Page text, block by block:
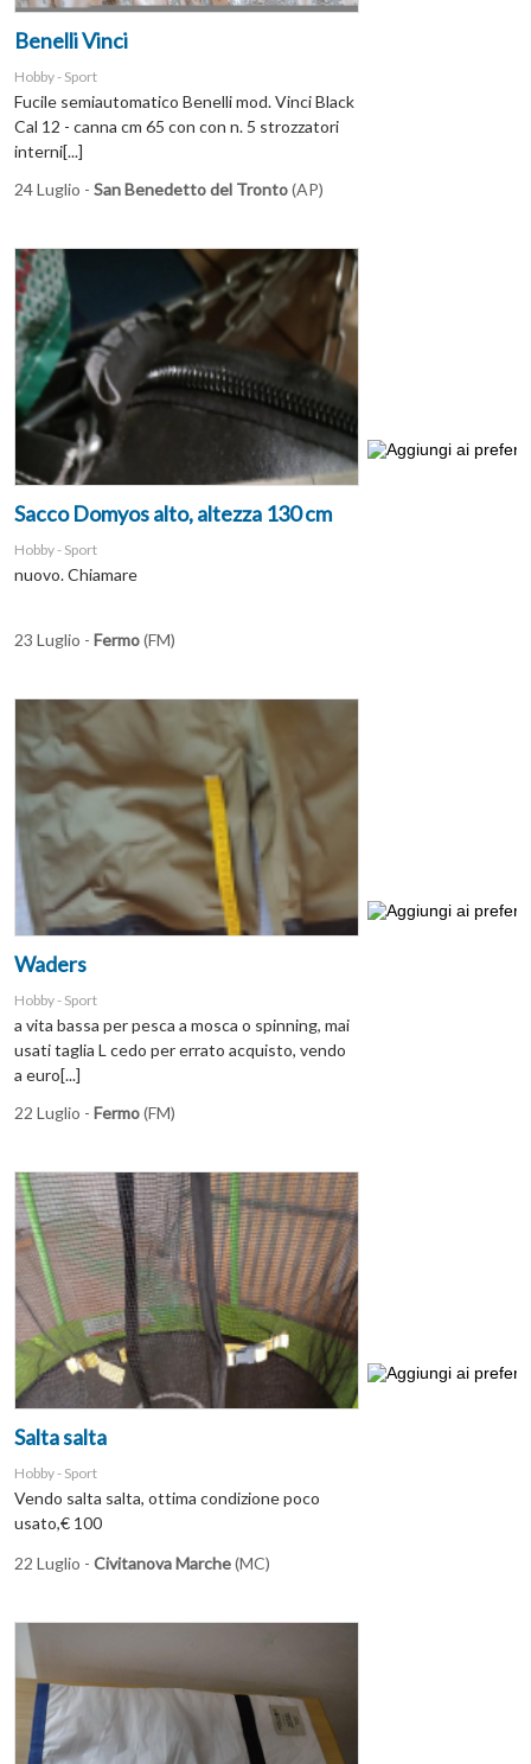
Benelli Vinci
Hobby - Sport
Fucile semiautomatico Benelli mod. Vinci Black
Cal 12 - canna cm 65 con con n. 5 strozzatori
interni[...]
24 Luglio - San Benedetto del Tronto(AP)
Sacco Domyos alto, altezza 130 cm
Hobby - Sport
nuovo. Chiamare
23 Luglio - Fermo(FM)
Waders
Hobby - Sport
a vita bassa per pesca a mosca o spinning, mai
usati taglia L cedo per errato acquisto, vendo
a euro[...]
22 Luglio - Fermo(FM)
Salta salta
Hobby - Sport
Vendo salta salta, ottima condizione poco
usato,€ 100
22 Luglio - Civitanova Marche(MC)